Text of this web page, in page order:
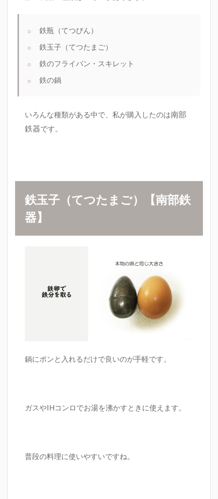
鉄瓶（てつびん）
鉄玉子（てつたまご）
鉄のフライパン・スキレット
鉄の鍋
いろんな種類がある中で、私が購入したのは南部
鉄器です。
鉄玉子（てつたまご）
【南部鉄
器】
鍋にポンと入れるだけで良いのが手軽です。
ガスやIHコンロでお湯を沸かすときに使えます。
普段の料理に使いやすいですね。